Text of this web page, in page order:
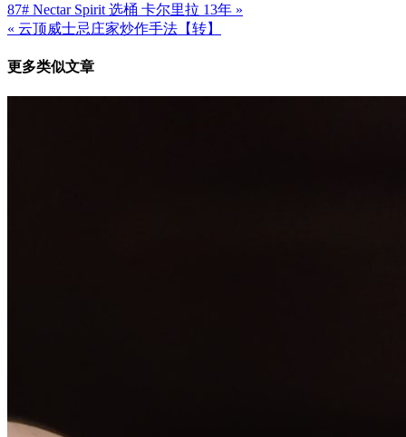
文
章
导
航
87# Nectar Spirit 选桶 卡尔里拉 13年 »
« 云顶威士忌庄家炒作手法【转】
更多类似文章